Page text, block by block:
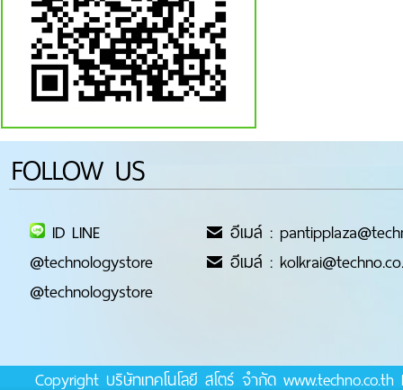
FOLLOW US
ID LINE
@technologystore
@technologystore
อีเมล์ :
อีเมล์ :
Copyright บริษัทเทคโนโลยี สโตร์ จำกัด